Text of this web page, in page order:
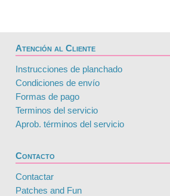
Atención al Cliente
Instrucciones de planchado
Condiciones de envío
Formas de pago
Terminos del servicio
Aprob. términos del servicio
Contacto
Contactar
Patches and Fun